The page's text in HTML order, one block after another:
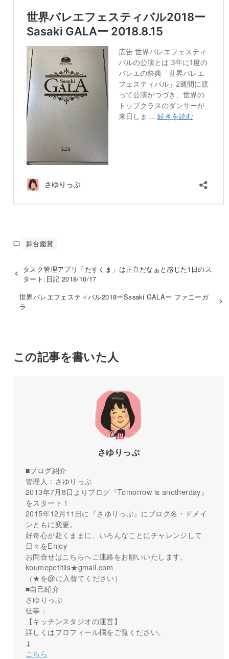
舞台鑑賞
タスク管理アプリ「たすくま」は正直だなぁと感じた1日のス
タート:日記 2018/10/17
世界バレエフェスティバル2018ーSasaki GALAー ファニーガ
ラ
この記事を書いた人
さゆりっぷ
■ブログ紹介
管理人：さゆりっぷ
2013年7月8日よりブログ『Tomorrow is anotherday』
をスタート！
2015年12月11日に『さゆりっぷ』にブログ名・ドメイ
ンともに変更。
好奇心が赴くままに、いろんなことにチャレンジして
日々をEnjoy
お問合せはこちらへご連絡をお願いいたします。
koumepetitlis★gmail.com
（★を@に入替てください）
■自己紹介
さゆりっぷ
仕事：
【キッチンスタジオの運営】
詳しくはプロフィール欄をご覧ください。
↓
こちら